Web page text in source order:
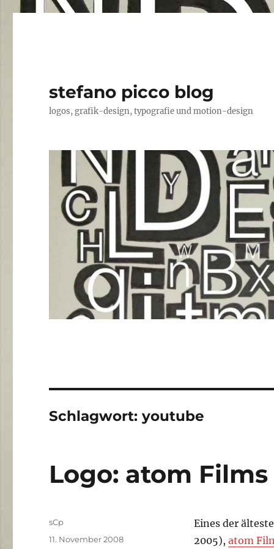
stefano picco blog
logos, grafik-design, typografie und motion-design
Schlagwort:youtube
Logo: atom Films
Eines der
2005), atom
Autor
sCp
Veröffentlicht
11. November 2008